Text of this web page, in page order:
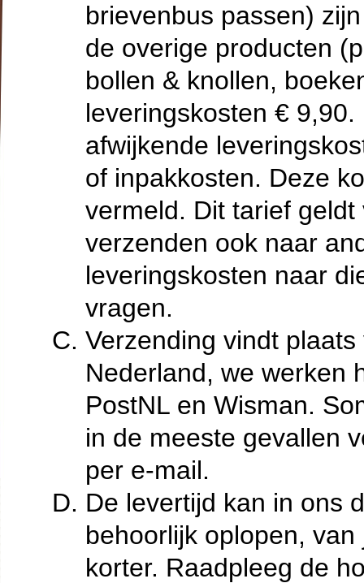
brievenbus passen)
de overige producten
bollen & knollen,
leveringskosten €
afwijkende
of inpakkosten. Deze
vermeld. Dit tarief
verzenden ook naar
leveringskosten naar
vragen.
Verzending vindt
Nederland, we werken
PostNL en Wisman.
in de meeste gevallen
per e-mail.
De levertijd kan in ons
behoorlijk oplopen,
korter. Raadpleeg de